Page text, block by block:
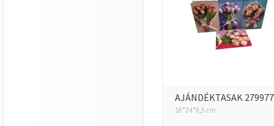
AJÁNDÉKTASAK 279977
18*24*8,5 cm